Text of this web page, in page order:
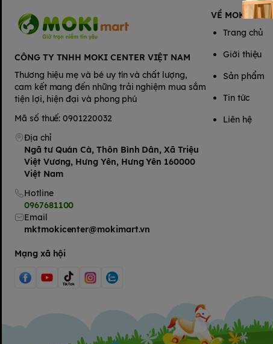
CÔNG TY TNHH MOKI CENTER VIỆT NAM
Thương hiệu mẹ và bé uy tín và chất lượng,
cam kết mang đến những trải nghiệm mua sắm
tiện lợi, hiện đại và phong phú
Mã số thuế: 0901220032
Địa chỉ
Ngã tư Quán Cà, Thôn Bình Dân, Xã Triệu
Việt Vương, Hưng Yên, Hưng Yên 160000
Việt Nam
Hotline
0967681100
Email
mktmokicenter@mokimart.vn
Mạng xã hội
VỀ MOKIMART
Trang chủ
Giới thiệu
Sản phẩm
Tin tức
Liên hệ